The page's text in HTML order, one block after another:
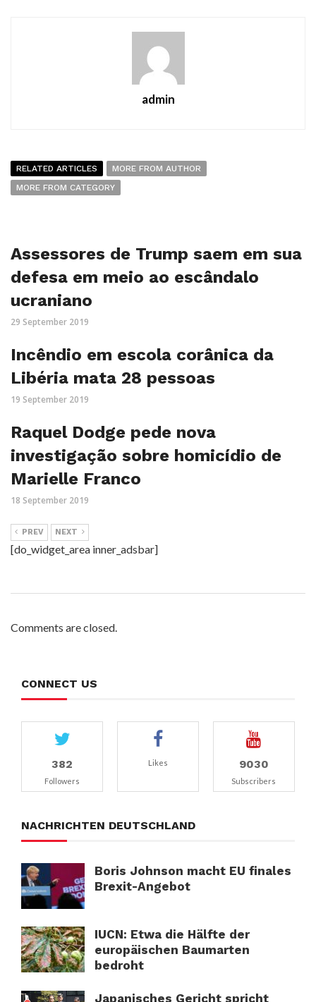
admin
RELATED ARTICLES
MORE FROM AUTHOR
MORE FROM CATEGORY
Assessores de Trump saem em sua
defesa em meio ao escândalo
ucraniano
29 September 2019
Incêndio em escola corânica da
Libéria mata 28 pessoas
19 September 2019
Raquel Dodge pede nova
investigação sobre homicídio de
Marielle Franco
18 September 2019
PREV NEXT
[do_widget_area inner_adsbar]
Comments are closed.
CONNECT US
382
Followers
Likes 9030
Subscribers
NACHRICHTEN DEUTSCHLAND
Boris Johnson macht EU finales
Brexit-Angebot
IUCN: Etwa die Hälfte der
europäischen Baumarten
bedroht
Japanisches Gericht spricht